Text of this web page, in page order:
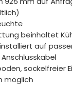
beinhaltet
auf
sockelfreier
möglich